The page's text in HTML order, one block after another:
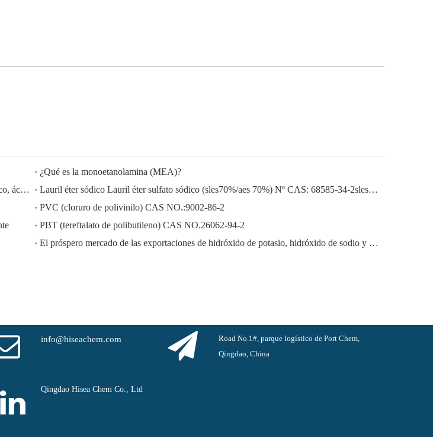
¿Qué es la monoetanolamina (MEA)?
HISEACHEM liderando el camino: Éxito reciente en la exportación de ácido acético, ácido oxálico, ácido sulfúrico, ácido nítrico, soda cáustica, álcali líquido y metabisulfito de sodio de China
Lauril éter sódico Lauril éter sulfato sódico (sles70%/aes 70%) Nº CAS: 68585-34-2sles70%/aes 70%) Nº CAS: 68585-34-2
PVC (cloruro de polivinilo) CAS NO.:9002-86-2
PBT (tereftalato de polibutileno) CAS NO.26062-94-2
El próspero mercado de las exportaciones de hidróxido de potasio, hidróxido de sodio y peróxido de hidrógeno de China: una revisión del año pasado
info@hiseachem.com
Road No.1#, parque logístico de Port Chem,
Qingdao, China
Qingdao Hisea Chem Co., Ltd